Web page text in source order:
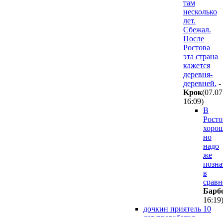
там
несколько
лет.
Сбежал.
После
Ростова
эта страна
кажется
деревня-
деревней. -
Kpoк
16:09)
В
но
надо
же
в
16:19)
дочкин приятель 10